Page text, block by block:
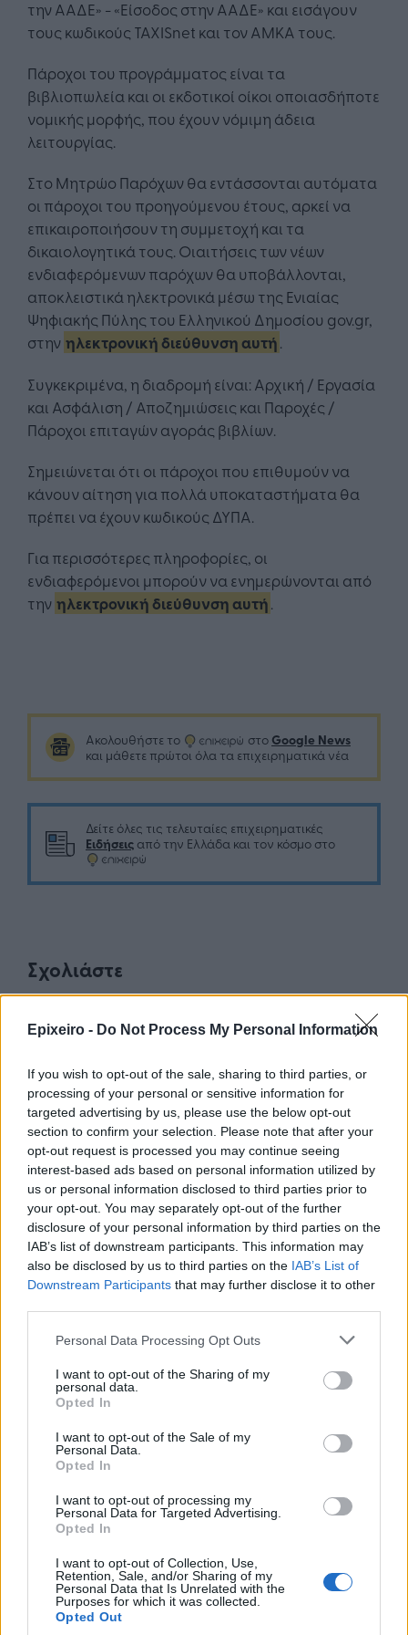
Epixeiro - Do Not Process My Personal Information
If you wish to opt-out of the sale, sharing to third parties, or
processing of your personal or sensitive information for
targeted advertising by us, please use the below opt-out
section to confirm your selection. Please note that after your
opt-out request is processed you may continue seeing
interest-based ads based on personal information utilized by
us or personal information disclosed to third parties prior to
your opt-out. You may separately opt-out of the further
disclosure of your personal information by third parties on the
IAB’s list of downstream participants. This information may
also be disclosed by us to third parties on the IAB’s List of
Downstream Participants that may further disclose it to other
Personal Data Processing Opt Outs
I want to opt-out of the Sharing of my
personal data.
Opted In
I want to opt-out of the Sale of my
Personal Data.
Opted In
I want to opt-out of processing my
Personal Data for Targeted Advertising.
Opted In
I want to opt-out of Collection, Use,
Retention, Sale, and/or Sharing of my
Personal Data that Is Unrelated with the
Purposes for which it was collected.
Opted Out
την ΑΑΔΕ» - «Είσοδος στην ΑΑΔΕ» και εισάγουν
τους κωδικούς TAXISnet και τον ΑΜΚΑ τους.
Πάροχοι του προγράμματος είναι τα
βιβλιοπωλεία και οι εκδοτικοί οίκοι οποιασδήποτε
νομικής μορφής, που έχουν νόμιμη άδεια
λειτουργίας.
Στο Μητρώο Παρόχων θα εντάσσονται αυτόματα
οι πάροχοι του προηγούμενου έτους, αρκεί να
επικαιροποιήσουν τη συμμετοχή και τα
δικαιολογητικά τους. Οιαιτήσεις των νέων
ενδιαφερόμενων παρόχων θα υποβάλλονται,
αποκλειστικά ηλεκτρονικά μέσω της Ενιαίας
Ψηφιακής Πύλης του Ελληνικού Δημοσίου gov.gr,
στην ηλεκτρονική διεύθυνση αυτή.
Συγκεκριμένα, η διαδρομή είναι: Αρχική / Εργασία
και Ασφάλιση / Αποζημιώσεις και Παροχές /
Πάροχοι επιταγών αγοράς βιβλίων.
Σημειώνεται ότι οι πάροχοι που επιθυμούν να
κάνουν αίτηση για πολλά υποκαταστήματα θα
πρέπει να έχουν κωδικούς ΔΥΠΑ.
Για περισσότερες πληροφορίες, οι
ενδιαφερόμενοι μπορούν να ενημερώνονται από
την ηλεκτρονική διεύθυνση αυτή.
Ακολουθήστε το στο Google News
και μάθετε πρώτοι όλα τα επιχειρηματικά νέα
Δείτε όλες τις τελευταίες επιχειρηματικές
Ειδήσεις από την Ελλάδα και τον κόσμο στο
Σχολιάστε
... σχόλια | Κάνε click για να σχολιάσεις
TP Greece: Πώς διαμορφώνεται το
Advertorial